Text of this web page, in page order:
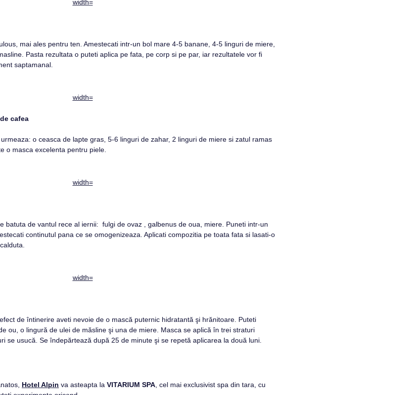
mai ales pentru ten. Amestecati intr-un bol mare 4-5 banane, 4-5 linguri de miere,
Pasta rezultata o puteti aplica pe fata, pe corp si pe par, iar rezultatele vor fi
saptamanal.
cafea
o ceasca de lapte gras, 5-6 linguri de zahar, 2 linguri de miere si zatul ramas
o masca excelenta pentru piele.
batuta de vantul rece al iernii: fulgi de ovaz , galbenus de oua, miere. Puneti intr-un
continutul pana ce se omogenizeaza. Aplicati compozitia pe toata fata si lasati-o
de întinerire aveti nevoie de o mască puternic hidratantă şi hrănitoare. Puteti
ou, o lingură de ulei de măsline şi una de miere. Masca se aplică în trei straturi
se usucă. Se îndepărtează după 25 de minute şi se repetă aplicarea la două luni.
Hotel Alpin va asteapta la VITARIUM SPA , cel mai exclusivist spa din tara, cu